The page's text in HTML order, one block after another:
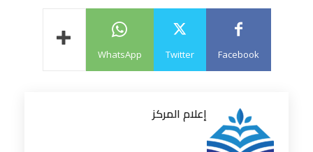
Facebook
Twitter
WhatsApp
إعلام المركز